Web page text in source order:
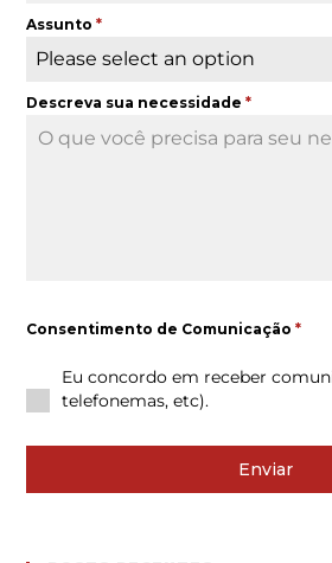
Assunto*
Please select an option
Descreva sua necessidade*
Consentimento de Comunicação*
Eu concordo em receber
telefonemas, etc).
Enviar